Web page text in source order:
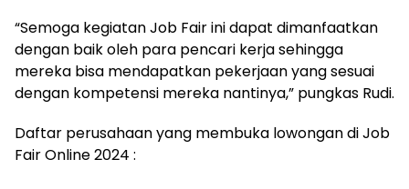
“Semoga kegiatan Job Fair ini dapat dimanfaatkan
dengan baik oleh para pencari kerja sehingga
mereka bisa mendapatkan pekerjaan yang sesuai
dengan kompetensi mereka nantinya,” pungkas Rudi.
Daftar perusahaan yang membuka lowongan di Job
Fair Online 2024 :